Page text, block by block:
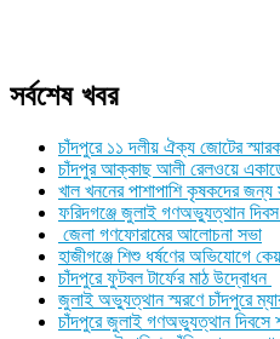
সর্বশেষ খবর
চাঁদপুরে ১১ দলীয় ঐক্য জোটের
চাঁদপুর আক্কাছ আলী রেলওয়ে
খাল খননের পাশাপাশি কৃষকদের
ফরিদগঞ্জে জুলাই গণঅভ্যুত্থান দিবস
জেলা গণফোরামের আলোচনা সভা
হাজীগঞ্জে শিশু ধর্ষণের অভিযোগে
চাঁদপুরে ফুটবল টার্ফের মাঠ উদ্বোধন
জুলাই অভ্যুত্থান স্মরণে চাঁদপুরে
চাঁদপুরে জুলাই গণঅভ্যুত্থান দিবসে